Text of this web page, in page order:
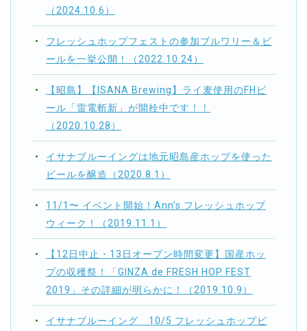
（2024.10.6）
フレッシュホップフェストの参加ブルワリー＆ビ
ールを一挙公開！（2022.10.24）
【昭島】【ISANA Brewing】ライ麦使用のFHビ
ール「雷電斬新」が開栓中です！！
（2020.10.28）
イサナブルーイングは地元昭島産ホップを使った
ビールを醸造（2020.8.1）
11/1〜 イベント開始！Ann’s フレッシュホップ
ウィーク！（2019.11.1）
【12日中止・13日オープン時間変更】国産ホッ
プの収穫祭！「GINZA de FRESH HOP FEST
2019」その詳細が明らかに！（2019.10.9）
イサナブルーイング 10/5 フレッシュホップビ